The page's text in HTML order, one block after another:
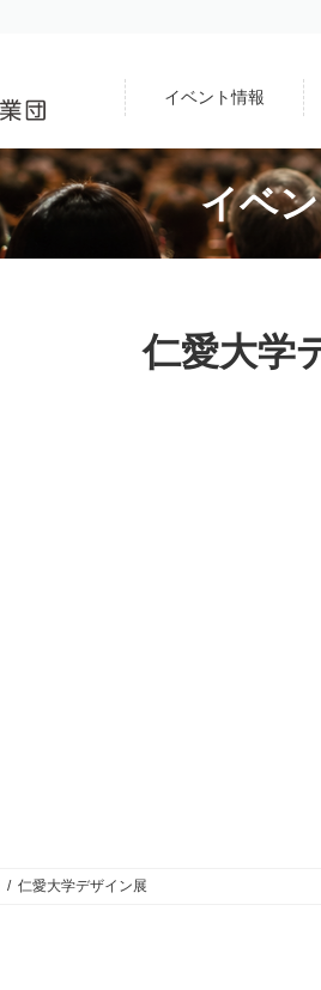
イベント情報
イベ
仁愛大学
仁愛大学デザイン展